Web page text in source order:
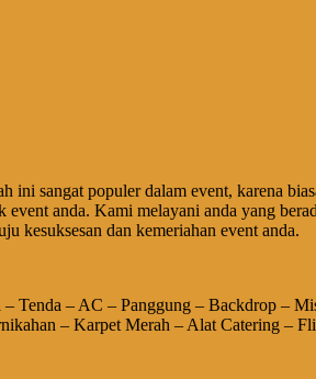
sangat populer dalam event, karena
anda. Kami melayani anda yang
kesuksesan dan kemeriahan event anda.
Tenda – AC – Panggung – Backdrop –
– Karpet Merah – Alat Catering –